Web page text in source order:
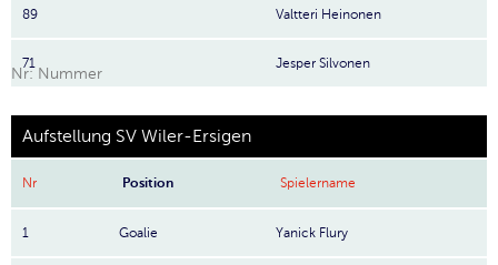
89 Valtteri Heinonen
71 Jesper Silvonen
Nr: Nummer
Aufstellung SV Wiler-Ersigen
Nr Position Spielername
1 Goalie Yanick Flury